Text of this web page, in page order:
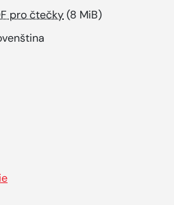
pro čtečky(8 MiB)